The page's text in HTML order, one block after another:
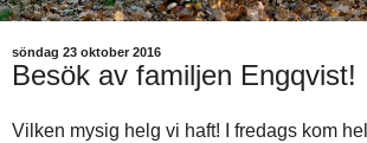
söndag 23 oktober 2016
Besök av familjen Engqvist!
Vilken mysig helg vi haft! I fredags kom